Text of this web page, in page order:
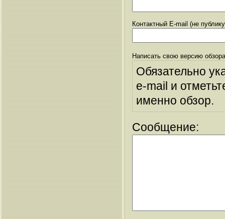
Контактный E-mail (не
Написать свою версию
Обязательно
e-mail и
именно обзор.
Сообщение: